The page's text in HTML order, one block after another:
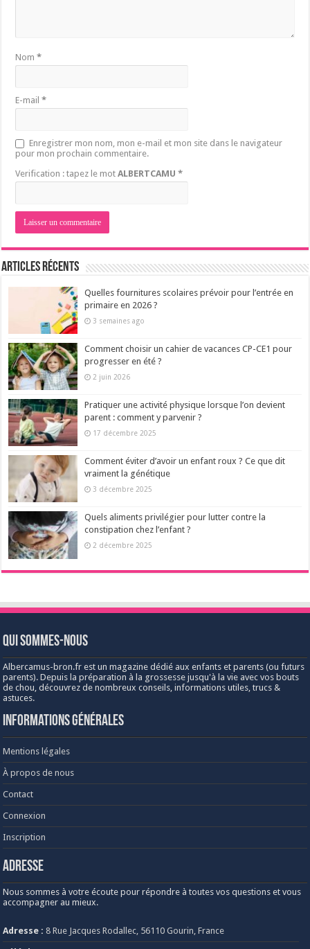
Nom*
E-mail*
Enregistrer mon nom, mon e-mail et mon site dans le navigateur
pour mon prochain commentaire.
Verification : tapez le motALBERTCAMU *
Articles récents
Quelles fournitures scolaires prévoir pour l’entrée en
primaire en 2026 ?
3 semaines ago
Comment choisir un cahier de vacances CP-CE1 pour
progresser en été ?
2 juin 2026
Pratiquer une activité physique lorsque l’on devient
parent : comment y parvenir ?
17 décembre 2025
Comment éviter d’avoir un enfant roux ? Ce que dit
vraiment la génétique
3 décembre 2025
Quels aliments privilégier pour lutter contre la
constipation chez l’enfant ?
2 décembre 2025
Qui sommes-nous
Albercamus-bron.fr est un magazine dédié aux enfants et parents (ou futurs
parents). Depuis la préparation à la grossesse jusqu'à la vie avec vos bouts
de chou, découvrez de nombreux conseils, informations utiles, trucs &
astuces.
Informations générales
Mentions légales
À propos de nous
Contact
Connexion
Inscription
Adresse
Nous sommes à votre écoute pour répondre à toutes vos questions et vous
accompagner au mieux.
Adresse : 8 Rue Jacques Rodallec, 56110 Gourin, France